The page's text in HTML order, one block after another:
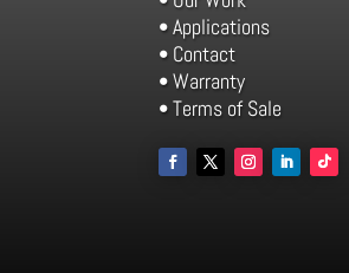
• Applications
• Contact
• Warranty
• Terms of Sale